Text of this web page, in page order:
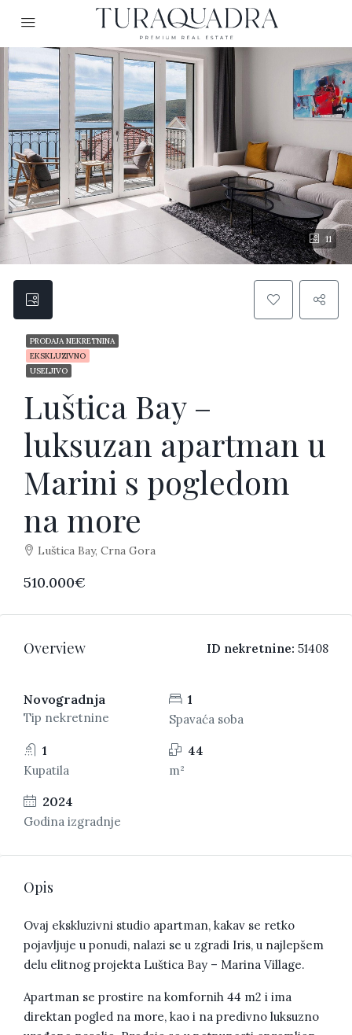
11
PRODAJA NEKRETNINA
EKSKLUZIVNO
USELJIVO
Luštica Bay –
luksuzan apartman u
Marini s pogledom
na more
Luštica Bay, Crna Gora
510.000€
Overview ID nekretnine: 51408
Novogradnja
Tip nekretnine
1
Spavaća soba
1
Kupatila
44
m²
2024
Godina izgradnje
Opis
Ovaj ekskluzivni studio apartman, kakav se retko
pojavljuje u ponudi, nalazi se u zgradi Iris, u najlepšem
delu elitnog projekta Luštica Bay – Marina Village.
Apartman se prostire na komfornih 44 m2 i ima
direktan pogled na more, kao i na predivno luksuzno